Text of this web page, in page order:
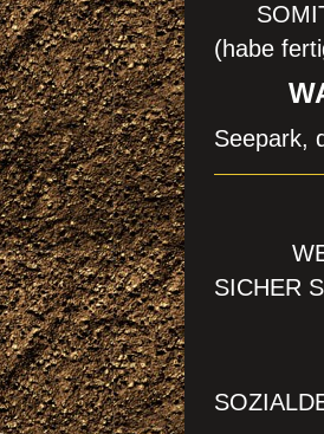
SOMIT
(habe
WAS
Seepark,
WENN
SICHER